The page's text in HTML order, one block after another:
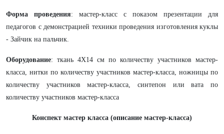
Форма проведения: мастер-класс с показом презентации для
педагогов с демонстрацией техники проведения изготовления куклы
- Зайчик на пальчик.
Оборудование: ткань 4Х14 см по количеству участников мастер-
класса, нитки по количеству участников мастер-класса, ножницы по
количеству участников мастер-класса, синтепон или вата по
количеству участников мастер-класса
Конспект мастер класса (описание мастер-класса)